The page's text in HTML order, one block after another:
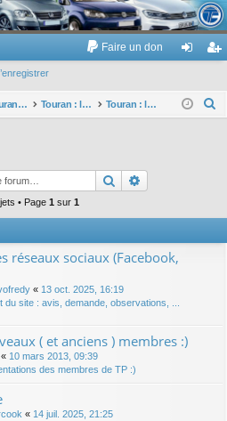
du Volkswagen Touran
Faire un don
ne nr
Le touran dans ses versions I (V1 V2 V3) et II ... Touran : les éléments et équipements extérieurs et intérieurs Touran : les sièges
c
Rechercher
• Page 1 sur 1
réseaux sociaux (Facebook,
« 13 oct. 2025, 16:19
du site : avis, demande, observations, ...
( et anciens ) membres :)
« 10 mars 2013, 09:39
des membres de TP :)
« 14 juil. 2025, 21:25